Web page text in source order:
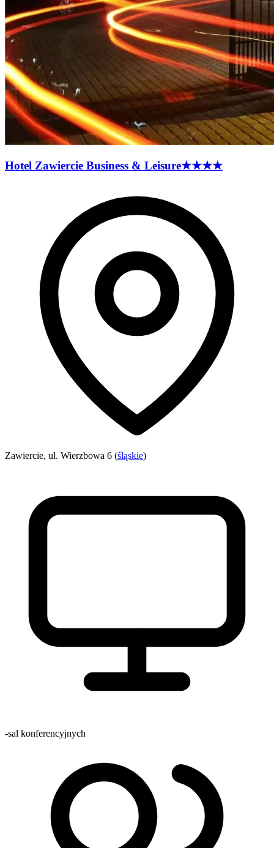
Hotel Zawiercie Business & Leisure★★★★
Zawiercie, ul. Wierzbowa 6 (śląskie)
-sal konferencyjnych